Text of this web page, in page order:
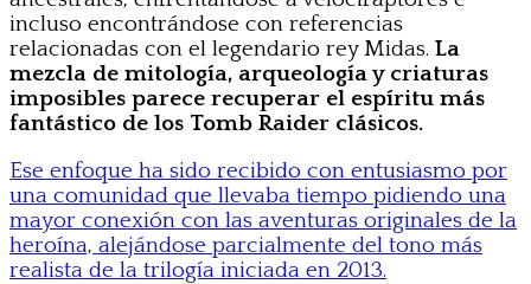
incluso encontrándose con referencias
relacionadas con el legendario rey Midas. La
mezcla de mitología, arqueología y criaturas
imposibles parece recuperar el espíritu más
fantástico de los Tomb Raider clásicos.
Ese enfoque ha sido recibido con entusiasmo por
una comunidad que llevaba tiempo pidiendo una
mayor conexión con las aventuras originales de la
heroína, alejándose parcialmente del tono más
realista de la trilogía iniciada en 2013.